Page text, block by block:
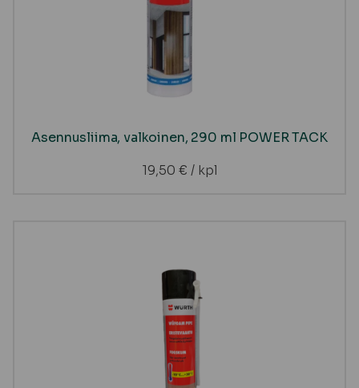
Asennusliima, valkoinen, 290 ml POWER TACK
19,50 € / kpl